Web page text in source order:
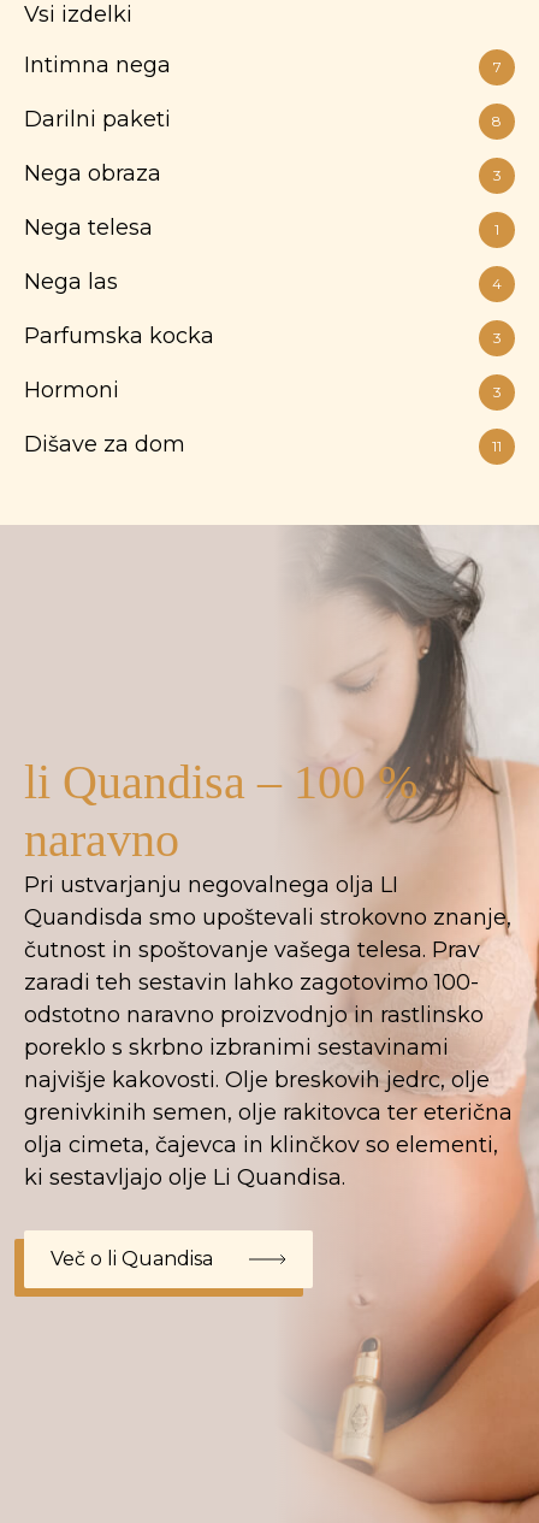
Vsi izdelki
Intimna nega
7
Darilni paketi 8
Nega obraza 3
Nega telesa 1
Nega las 4
Parfumska kocka 3
Hormoni 3
Dišave za dom 11
li Quandisa – 100 %
naravno
Pri ustvarjanju negovalnega olja LI
Quandisda smo upoštevali strokovno znanje,
čutnost in spoštovanje vašega telesa. Prav
zaradi teh sestavin lahko zagotovimo 100-
odstotno naravno proizvodnjo in rastlinsko
poreklo s skrbno izbranimi sestavinami
najvišje kakovosti. Olje breskovih jedrc, olje
grenivkinih semen, olje rakitovca ter eterična
olja cimeta, čajevca in klinčkov so elementi,
ki sestavljajo olje Li Quandisa.
Več o li Quandisa